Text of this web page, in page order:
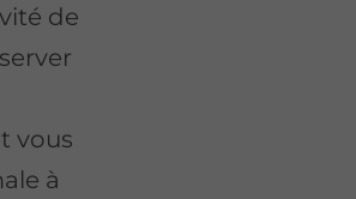
de
vous
à